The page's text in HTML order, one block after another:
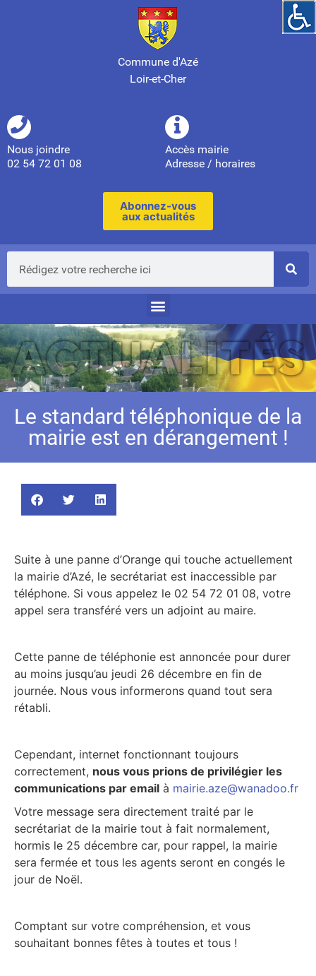
Commune d'Azé
Loir-et-Cher
Nous joindre
02 54 72 01 08
Accès mairie
Adresse / horaires
Abonnez-vous
aux actualités
Le standard téléphonique de la
mairie est en dérangement !
Suite à une panne d’Orange qui touche actuellement
la mairie d’Azé, le secrétariat est inaccessible par
téléphone. Si vous appelez le 02 54 72 01 08, votre
appel sera transféré vers un adjoint au maire.
Cette panne de téléphonie est annoncée pour durer
au moins jusqu’au jeudi 26 décembre en fin de
journée. Nous vous informerons quand tout sera
rétabli.
Cependant, internet fonctionnant toujours
correctement, nous vous prions de privilégier les
communications par email à mairie.aze@wanadoo.fr
Votre message sera directement traité par le
secrétariat de la mairie tout à fait normalement,
hormis le 25 décembre car, pour rappel, la mairie
sera fermée et tous les agents seront en congés le
jour de Noël.
Comptant sur votre compréhension, et vous
souhaitant bonnes fêtes à toutes et tous !